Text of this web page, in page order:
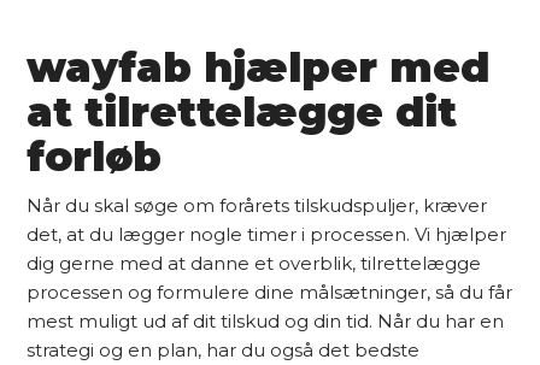
wayfab hjælper med
at tilrettelægge dit
forløb
Når du skal søge om forårets tilskudspuljer, kræver
det, at du lægger nogle timer i processen. Vi hjælper
dig gerne med at danne et overblik, tilrettelægge
processen og formulere dine målsætninger, så du får
mest muligt ud af dit tilskud og din tid. Når du har en
strategi og en plan, har du også det bedste